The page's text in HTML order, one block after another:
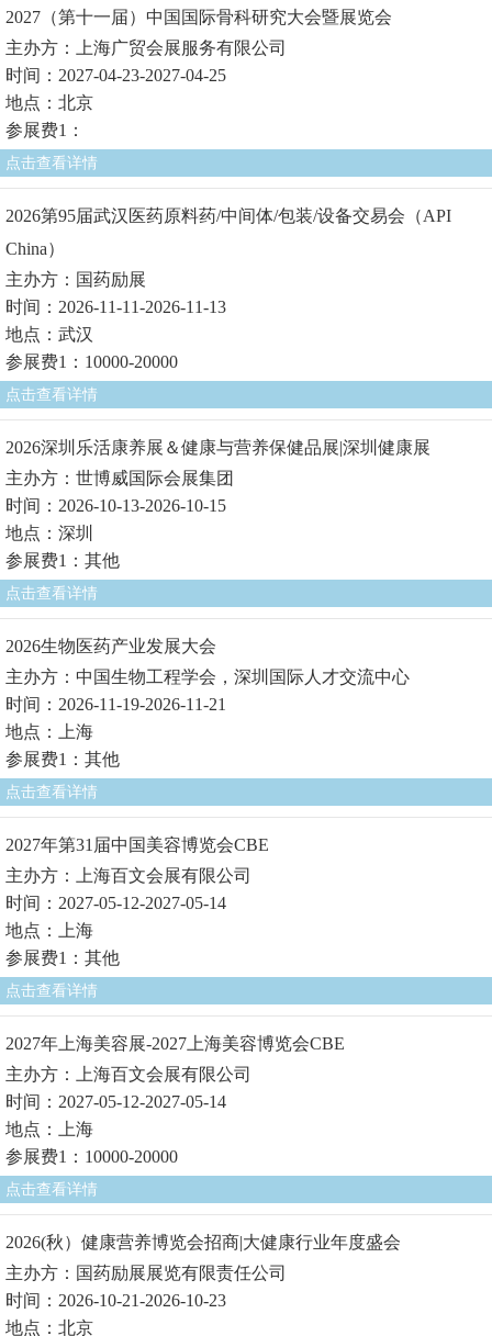
2027（第十一届）中国国际骨科研究大会暨展览会
主办方：上海广贸会展服务有限公司
时间：2027-04-23-2027-04-25
地点：北京
参展费1：
点击查看详情
2026第95届武汉医药原料药/中间体/包装/设备交易会（API
China）
主办方：国药励展
时间：2026-11-11-2026-11-13
地点：武汉
参展费1：10000-20000
点击查看详情
2026深圳乐活康养展＆健康与营养保健品展|深圳健康展
主办方：世博威国际会展集团
时间：2026-10-13-2026-10-15
地点：深圳
参展费1：其他
点击查看详情
2026生物医药产业发展大会
主办方：中国生物工程学会，深圳国际人才交流中心
时间：2026-11-19-2026-11-21
地点：上海
参展费1：其他
点击查看详情
2027年第31届中国美容博览会CBE
主办方：上海百文会展有限公司
时间：2027-05-12-2027-05-14
地点：上海
参展费1：其他
点击查看详情
2027年上海美容展-2027上海美容博览会CBE
主办方：上海百文会展有限公司
时间：2027-05-12-2027-05-14
地点：上海
参展费1：10000-20000
点击查看详情
2026(秋）健康营养博览会招商|大健康行业年度盛会
主办方：国药励展展览有限责任公司
时间：2026-10-21-2026-10-23
地点：北京